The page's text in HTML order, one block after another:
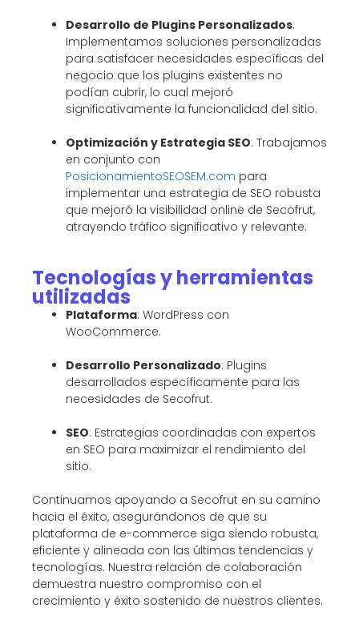
Desarrollo de Plugins Personalizados:
Implementamos soluciones personalizadas
para satisfacer necesidades específicas del
negocio que los plugins existentes no
podían cubrir, lo cual mejoró
significativamente la funcionalidad del sitio.
Optimización y Estrategia SEO: Trabajamos
en conjunto con
PosicionamientoSEOSEM.com para
implementar una estrategia de SEO robusta
que mejoró la visibilidad online de Secofrut,
atrayendo tráfico significativo y relevante.
Tecnologías y herramientas
utilizadas
Plataforma: WordPress con
WooCommerce.
Desarrollo Personalizado: Plugins
desarrollados específicamente para las
necesidades de Secofrut.
SEO: Estrategias coordinadas con expertos
en SEO para maximizar el rendimiento del
sitio.
Continuamos apoyando a Secofrut en su camino
hacia el éxito, asegurándonos de que su
plataforma de e-commerce siga siendo robusta,
eficiente y alineada con las últimas tendencias y
tecnologías. Nuestra relación de colaboración
demuestra nuestro compromiso con el
crecimiento y éxito sostenido de nuestros clientes.